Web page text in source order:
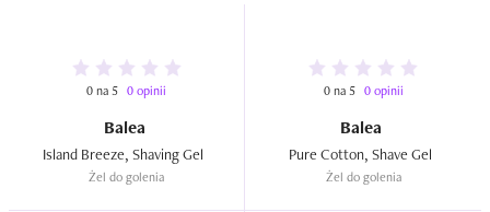
0 na 5 0 opinii
Balea
Żel do golenia
0 na 5 0 opinii
Balea
Żel do golenia